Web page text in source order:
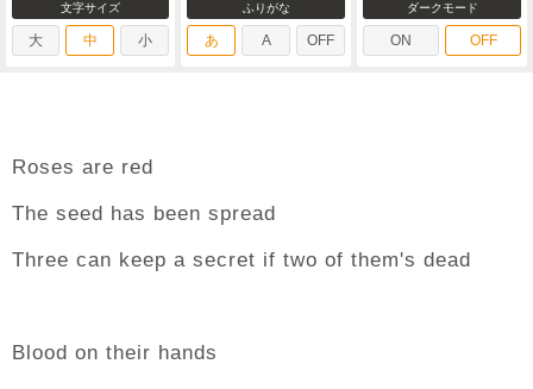
文字サイズ
大 中 小
ふりがな
あ A OFF
ダークモード
ON OFF
Roses are red
The seed has been spread
Three can keep a secret if two of them's dead
Blood on their hands